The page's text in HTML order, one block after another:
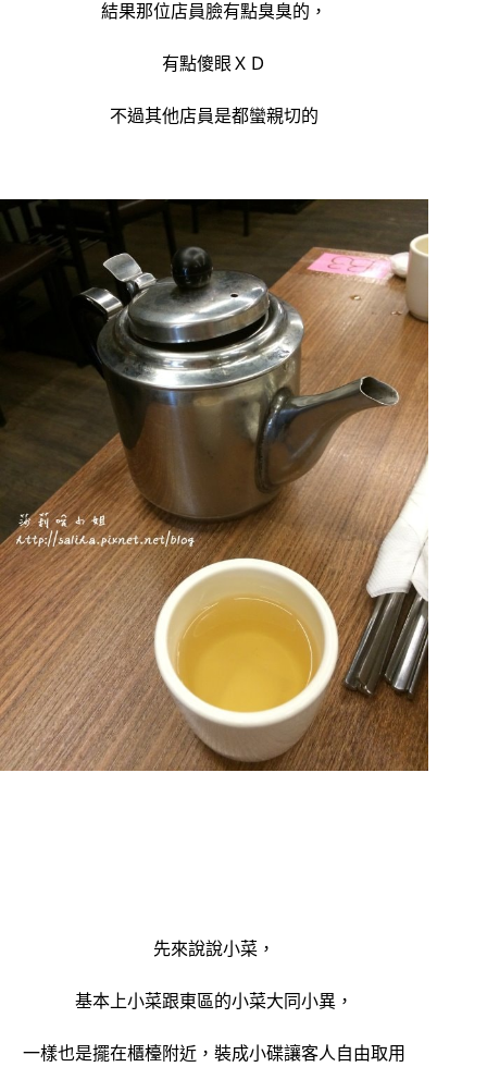
結果那位店員臉有點臭臭的，
有點傻眼ＸＤ
不過其他店員是都蠻親切的
先來說說小菜，
基本上小菜跟東區的小菜大同小異，
一樣也是擺在櫃檯附近，裝成小碟讓客人自由取用